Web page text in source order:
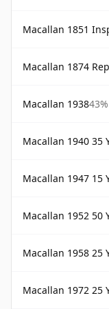
Macallan 1851
Macallan 1874
Macallan 193843%
Macallan 1940 35
Macallan 1947 15
Macallan 1952 50
Macallan 1958 25
Macallan 1972 25